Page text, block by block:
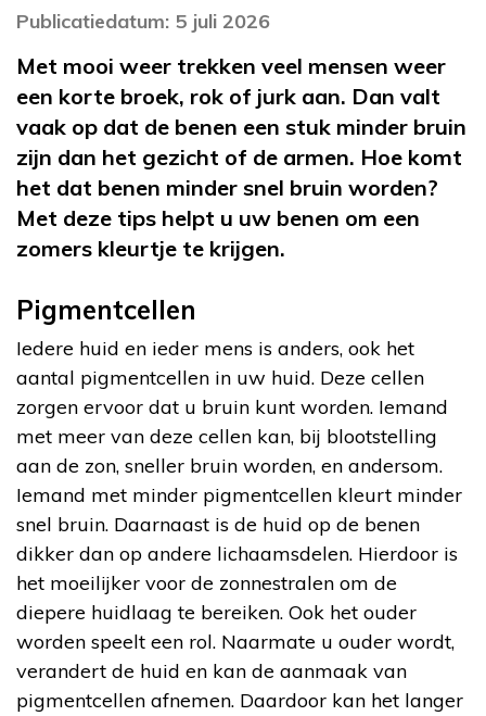
Publicatiedatum: 5 juli 2026
Met mooi weer trekken veel mensen weer
een korte broek, rok of jurk aan. Dan valt
vaak op dat de benen een stuk minder bruin
zijn dan het gezicht of de armen. Hoe komt
het dat benen minder snel bruin worden?
Met deze tips helpt u uw benen om een
zomers kleurtje te krijgen.
Pigmentcellen
Iedere huid en ieder mens is anders, ook het
aantal pigmentcellen in uw huid. Deze cellen
zorgen ervoor dat u bruin kunt worden. Iemand
met meer van deze cellen kan, bij blootstelling
aan de zon, sneller bruin worden, en andersom.
Iemand met minder pigmentcellen kleurt minder
snel bruin. Daarnaast is de huid op de benen
dikker dan op andere lichaamsdelen. Hierdoor is
het moeilijker voor de zonnestralen om de
diepere huidlaag te bereiken. Ook het ouder
worden speelt een rol. Naarmate u ouder wordt,
verandert de huid en kan de aanmaak van
pigmentcellen afnemen. Daardoor kan het langer